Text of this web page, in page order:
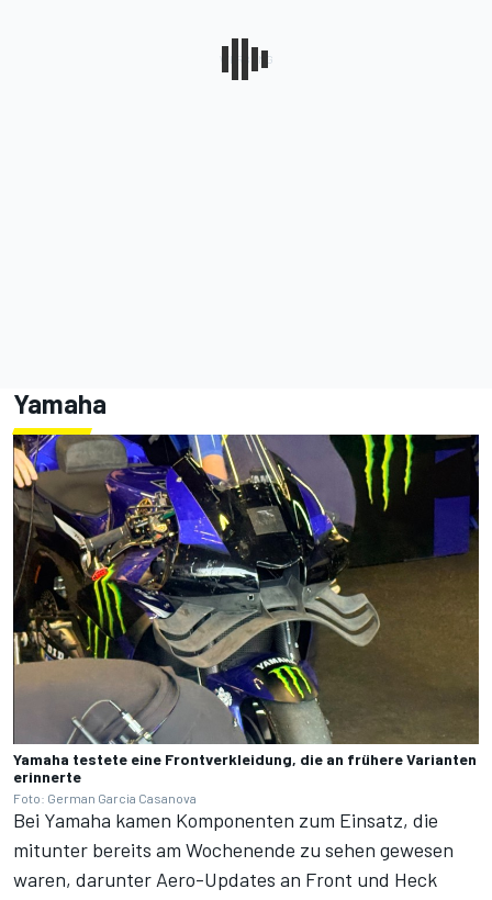
Yamaha
Yamaha testete eine Frontverkleidung, die an frühere Varianten
erinnerte
Foto: German Garcia Casanova
Bei Yamaha kamen Komponenten zum Einsatz, die
mitunter bereits am Wochenende zu sehen gewesen
waren, darunter Aero-Updates an Front und Heck